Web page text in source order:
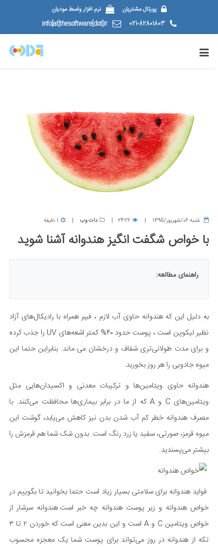
پورتال مشتریان
نرم افزار واسط مودیان
021-82801803
info[at]thesoftware[dot]ir
شنبه 06/شهریور/1395 2422 دات وب 1 دقیقه
با خواص شگفت انگیز هندوانه آشنا شوید
راهنمای مطالعه:
به دلیل این که هندوانه حاوی آب لازم ، فیبر همراه با رادیکال‌های آزاد
نظیر لیکوپن است ، پوست حدود ۴۰% کمتر اشعه‌های UV را جذب کرده
و برای مدت طولانی‌تری شفاف و درخشان می ماند. بنابراین حتما این
میوه جادویی را هر روز بخورید.
هندوانه حاوی ویتامین‌ها و ترکیبات معدنی و اکسیدان‌هایی مثل
ویتامین‌های‌ C و A که از ما در برابر بیماری‌ها محافظت می‌کنند. با
مصرف هندوانه خطر کم ‌آب شدن بدن نیز کاهش می‌‌یابد، گوشت این
میوه قرمز، صورتی، سفید یا زرد رنگ است. بدون شک شما هم قرمزش را
بیشتر می‌پسندید.
فواید هندوانه برای سلامتی بسیار زیاد است حتما بخوانید تا بگوییم در
خواص هندوانه و زیر پوست هندوانه چه خبر است.هندوانه سرشار از
خواص ویتامین C و A است و این بدین معنی است که خوردن ۲ تا ۳
تکه از هندوانه در روز می‌تواند برای پوست شما یک معجزه محسوب